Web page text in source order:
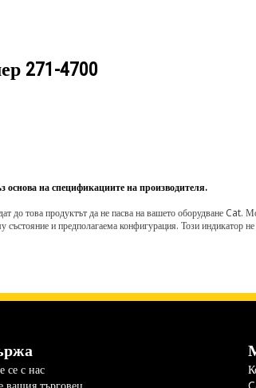
271-4700
основа на спецификациите на производителя.
до това продуктът да не пасва на вашето оборудване Cat.
и предполагаема конфигурация. Този индикатор
се с нас